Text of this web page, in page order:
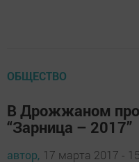
ОБЩЕСТВО
В Дрожжаном
“Зарница – 2017”
автор, 17 марта 2017 -